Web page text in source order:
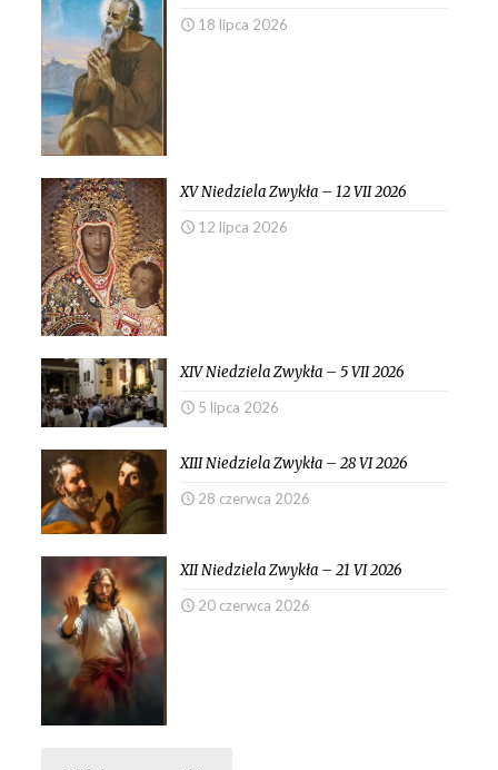
18 lipca 2026
XV Niedziela Zwykła – 12 VII 2026
12 lipca 2026
XIV Niedziela Zwykła – 5 VII 2026
5 lipca 2026
XIII Niedziela Zwykła – 28 VI 2026
28 czerwca 2026
XII Niedziela Zwykła – 21 VI 2026
20 czerwca 2026